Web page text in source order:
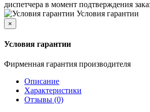
диспетчера в момент подтверждения
Условия гарантии
×
Условия гарантии
Фирменная гарантия производителя
Описание
Характеристики
Отзывы (0)